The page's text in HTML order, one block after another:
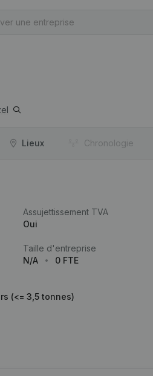
Lieux Chronologie
Assujettissement TVA
Oui
Taille d'entreprise
N/A
0 FTE
(<= 3,5 tonnes)